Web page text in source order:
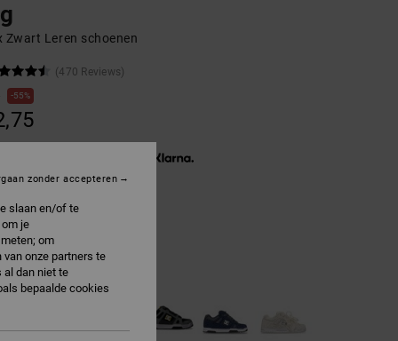
Zwart Leren schoenen
(470 Reviews)
55%
SALE 25% EXTRA
/ Gum
slaan en/of te
je
om
onze partners te
al dan niet te
bepaalde cookies
zonder accepteren